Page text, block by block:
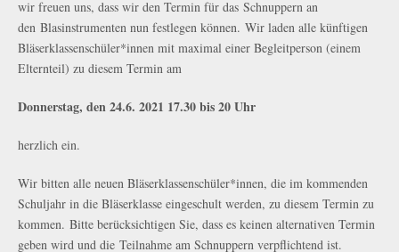
wir freuen uns, dass wir den Termin für das Schnuppern an
den Blasinstrumenten nun festlegen können. Wir laden alle künftigen
Bläserklassenschüler*innen mit maximal einer Begleitperson (einem
Elternteil) zu diesem Termin am
Donnerstag, den 24.6. 2021 17.30 bis 20 Uhr
herzlich ein.
Wir bitten alle neuen Bläserklassenschüler*innen, die im kommenden
Schuljahr in die Bläserklasse eingeschult werden, zu diesem Termin zu
kommen. Bitte berücksichtigen Sie, dass es keinen alternativen Termin
geben wird und die Teilnahme am Schnuppern verpflichtend ist.